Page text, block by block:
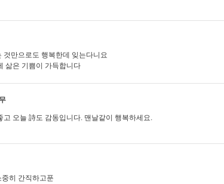
것만으로도 행복한데 잊는다니요
삶은 기쁨이 가득합니다
고 오늘 詩도 감동입니다. 맨날같이 행복하세요.
히 간직하고푼